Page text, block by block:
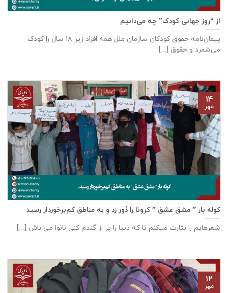
از “روز جهانی کودک” چه می‌دانیم
پیمان‌نامه‌ حقوق کودکان سازمان ملل همه‌ افراد زیر ۱۸ سال را کودک
می‌شمرد و حقوق [...]
کوله بار ” مشق عشق ” کرونا را دُور زد و به مناطق کم‌برخوردار رسید
شعرهایم را نثارت میکنم تا که دنیا را پر از گندم کنی نانوا می باش [...]
۱۴
مهر
۱۲
مهر